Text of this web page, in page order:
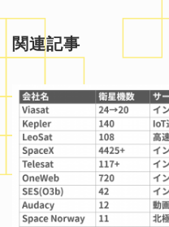
関連記事